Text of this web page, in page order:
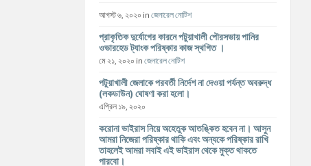
আগস্ট ৬, ২০২০ inজেনারেল নোটিশ
প্রাকৃতিক দুর্যোগের কারনে পটুয়াখালী পৌরসভায় পানির
ওভারহেড ট্যাংক পরিষ্কার কাজ স্থগিত ।
মে ২১, ২০২০ inজেনারেল নোটিশ
পটুয়াখালী জেলাকে পরবর্তী নির্দেশ না দেওয়া পর্যন্ত অবরুদ্ধ
(লকডাউন) ঘোষণা করা হলো।
এপ্রিল ১৯, ২০২০
করোনা ভাইরাস নিয়ে অহেতুক আতঙ্কিত হবেন না। আসুন
আমরা নিজেরা পরিষ্কার থাকি এবং অন্যকে পরিষ্কার রাখি
তাহলেই আমরা সবাই এই ভাইরাস থেকে মুক্ত থাকতে
পারবো।